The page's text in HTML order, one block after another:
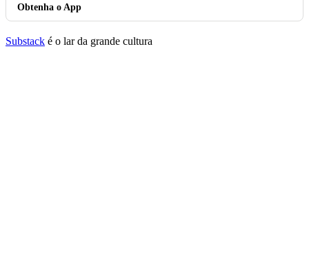
Obtenha o App
Substack é o lar da grande cultura